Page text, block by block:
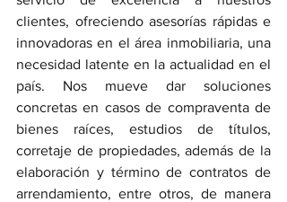
clientes, ofreciendo asesorías rápidas e
innovadoras en el área inmobiliaria, una
necesidad latente en la actualidad en el
país. Nos mueve dar soluciones
concretas en casos de compraventa de
bienes raíces, estudios de títulos,
corretaje de propiedades, además de la
elaboración y término de contratos de
arrendamiento, entre otros, de manera